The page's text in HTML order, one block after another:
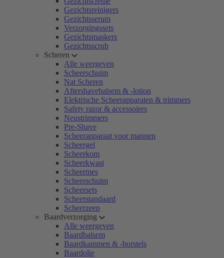
Gezichtsreinigers
Gezichtsserum
Verzorgingssets
Gezichtsmaskers
Gezichtsscrub
Scheren
Alle weergeven
Scheerschuim
Nat Scheren
Aftershavebalsem & -lotion
Elektrische Scheerapparaten & trimmers
Safety razor & accessoires
Neustrimmers
Pre-Shave
Scheerapparaat voor mannen
Scheergel
Scheerkom
Scheerkwast
Scheermes
Scheerschuim
Scheersets
Scheerstandaard
Scheerzeep
Baardverzorging
Alle weergeven
Baardbalsem
Baardkammen & -borstels
Baardolie